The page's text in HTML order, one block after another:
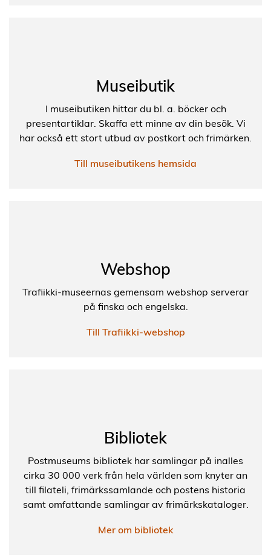
Museibutik
I museibutiken hittar du bl. a. böcker och
presentartiklar. Skaffa ett minne av din besök. Vi
har också ett stort utbud av postkort och frimärken.
Till museibutikens hemsida
Webshop
Trafiikki-museernas gemensam webshop serverar
på finska och engelska.
Till Trafiikki-webshop
Bibliotek
Postmuseums bibliotek har samlingar på inalles
cirka 30 000 verk från hela världen som knyter an
till filateli, frimärkssamlande och postens historia
samt omfattande samlingar av frimärkskataloger.
Mer om bibliotek